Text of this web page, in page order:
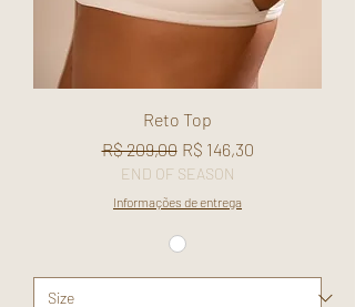
Reto Top
Regular Price
R$ 209,00 Sale Price
R$ 146,30
END OF SEASON
Informações de entrega